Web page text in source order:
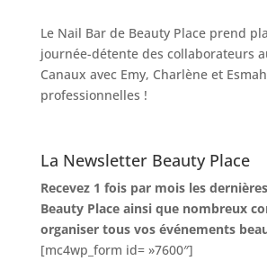
Le Nail Bar de Beauty Place prend
journée-détente des collaborateurs
Canaux avec Emy, Charlène et
professionnelles !
La Newsletter Beauty Place
Recevez 1 fois par mois les
Beauty Place ainsi que nombreux
organiser tous vos événements
[mc4wp_form id= »7600″]